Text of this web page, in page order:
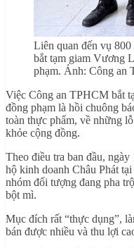
Liên quan đến vụ
bắt tạm giam Vương
phạm. Ảnh: Công an
Việc Công an TPHCM bắt
đồng phạm là hồi chuông
toàn thực phẩm, về những
khỏe cộng đồng.
Theo điều tra ban đầu,
hộ kinh doanh Châu Phát
nhóm đối tượng đang pha
bột mì.
Mục đích rất “thực dụng”,
bán được nhiều và thu lợi